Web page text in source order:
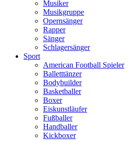
Musiker
Musikgruppe
Opernsänger
Rapper
Sänger
Schlagersänger
Sport
American Football Spieler
Balletttänzer
Bodybuilder
Basketballer
Boxer
Eiskunstläufer
Fußballer
Handballer
Kickboxer